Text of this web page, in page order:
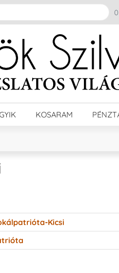
0
KOSARAM
Kicsi